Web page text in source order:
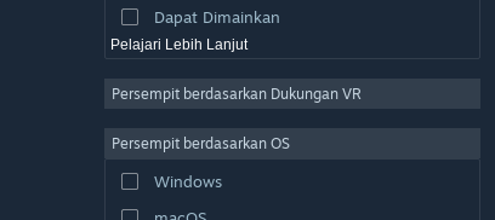
Dapat Dimainkan
Pelajari Lebih Lanjut
Persempit berdasarkan Dukungan VR
Persempit berdasarkan OS
Windows